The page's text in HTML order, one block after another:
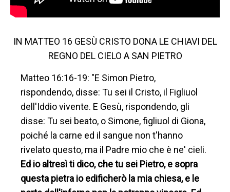
IN MATTEO 16 GESÙ CRISTO DONA LE CHIAVI DEL
REGNO DEL CIELO A SAN PIETRO
Matteo 16:16-19: "E Simon Pietro,
rispondendo, disse: Tu sei il Cristo, il Figliuol
dell'Iddio vivente. E Gesù, rispondendo, gli
disse: Tu sei beato, o Simone, figliuol di Giona,
poiché la carne ed il sangue non t'hanno
rivelato questo, ma il Padre mio che è ne' cieli.
Ed io altresì ti dico, che tu sei Pietro, e sopra
questa pietra io edificherò la mia chiesa, e le